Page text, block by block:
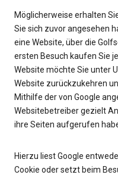
Möglicherweise erhalten
Sie sich zuvor angesehen
eine Website, über die
ersten Besuch kaufen Sie
Website möchte Sie unter
Website zurückzukehren
Mithilfe der von Google
Websitebetreiber gezielt
ihre Seiten aufgerufen
Hierzu liest Google
Cookie oder setzt beim